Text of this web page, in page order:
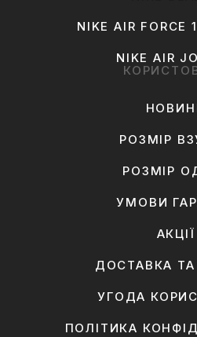
NIKE AIR FORCE
NIKE AIR
РОЗМІР
РОЗМІР
УМОВИ
АКЦІЇ
ДОСТАВКА
УГОДА
ПОЛІТИКА